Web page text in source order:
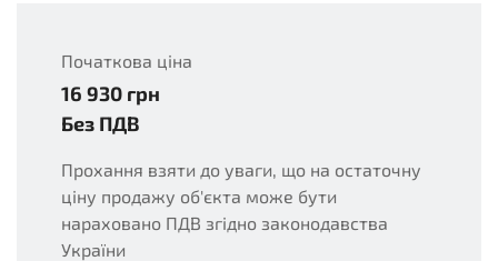
Початкова ціна
16 930 грн
Без ПДВ
Прохання взяти до уваги, що на остаточну
ціну продажу об'єкта може бути
нараховано ПДВ згідно законодавства
України